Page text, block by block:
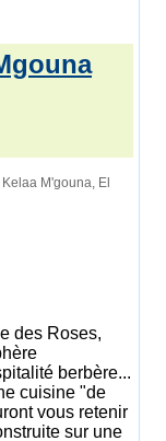
M'gouna, El
des Roses,
berbère...
cuisine "de
vous retenir
sur une